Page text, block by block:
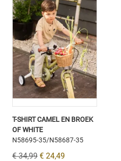
T-SHIRT CAMEL EN BROEK
OF WHITE
N58695-35/N58687-35
€ 34,99 € 24,49